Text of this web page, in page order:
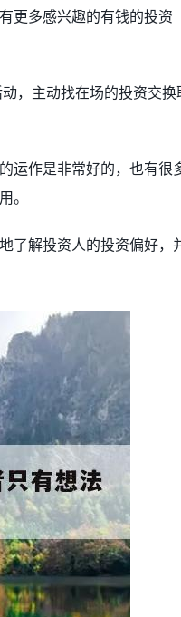
更多感兴趣的有钱的投资
，主动找在场的投资交换
运作是非常好的，也有很
。
了解投资人的投资偏好，